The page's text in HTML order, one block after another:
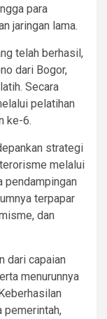
para
jaringan lama.
telah berhasil,
dari Bogor,
Secara
pelatihan
ke-6.
strategi
melalui
pendampingan
terpapar
dan
dari capaian
menurunnya
pemerintah,